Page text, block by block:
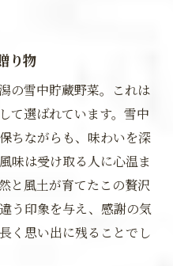
り物
の雪中貯蔵野菜。これは
て選ばれています。雪中
ちながらも、味わいを深
味は受け取る人に心温ま
と風土が育てたこの贅沢
う印象を与え、感謝の気
く思い出に残ることでし